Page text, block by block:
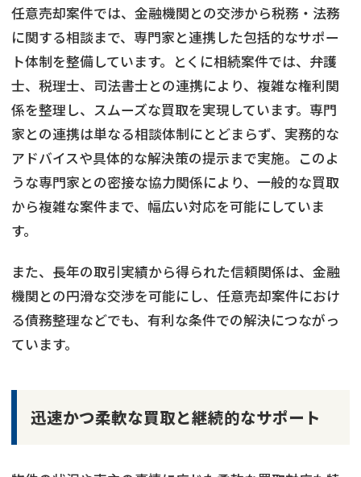
任意売却案件では、金融機関との交渉から税務・法務
に関する相談まで、専門家と連携した包括的なサポー
ト体制を整備しています。とくに相続案件では、弁護
士、税理士、司法書士との連携により、複雑な権利関
係を整理し、スムーズな買取を実現しています。専門
家との連携は単なる相談体制にとどまらず、実務的な
アドバイスや具体的な解決策の提示まで実施。このよ
うな専門家との密接な協力関係により、一般的な買取
から複雑な案件まで、幅広い対応を可能にしていま
す。
また、長年の取引実績から得られた信頼関係は、金融
機関との円滑な交渉を可能にし、任意売却案件におけ
る債務整理などでも、有利な条件での解決につながっ
ています。
迅速かつ柔軟な買取と継続的なサポート